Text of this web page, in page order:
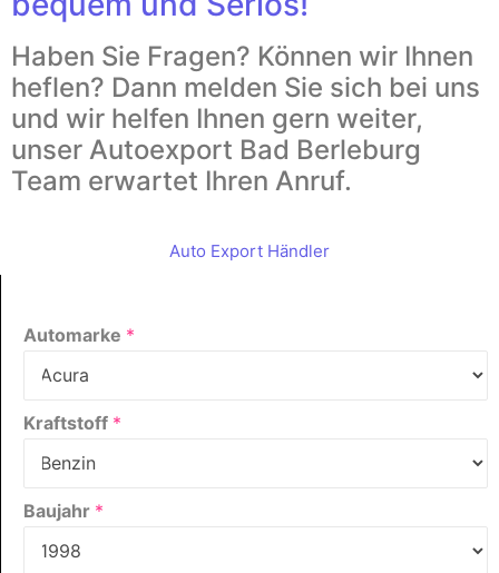
Haben Sie Fragen? Können wir Ihnen
heflen? Dann melden Sie sich bei uns
und wir helfen Ihnen gern weiter,
unser Autoexport Bad Berleburg
Team erwartet Ihren Anruf.
Auto Export Händler
Automarke *
Kraftstoff *
Baujahr *